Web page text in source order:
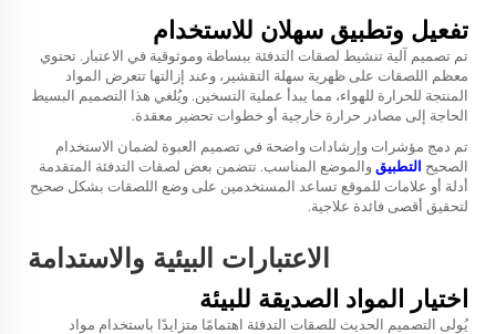
تفعيل وتطبيق سهلان للاستخدام
تم تصميم آلية تنشيط لصقات التدفئة ببساطة وموثوقية في الاعتبار. تحتوي
معظم اللصقات على ظهرية سهلة التقشير، وعند إزالتها تتعرض المواد
المنتجة للحرارة للهواء، مما يبدأ عملية التسخين. ويُلغي هذا التصميم البسيط
الحاجة إلى مصادر حرارة خارجية أو خطوات تحضير معقدة.
تم دمج مؤشرات وإرشادات واضحة في تصميم العبوة لضمان الاستخدام
الصحيح التطبيق والموضع المناسب. تتضمن بعض لصقات التدفئة المتقدمة
أدلة أو علامات للموقع تساعد المستخدمين على وضع اللصقات بشكل صحيح
لتحقيق أقصى فائدة علاجية.
الاعتبارات البيئية والاستدامة
اختيار المواد الصديقة للبيئة
يُولى التصميم الحديث للصقات التدفئة اهتمامًا متزايدًا باستخدام مواد